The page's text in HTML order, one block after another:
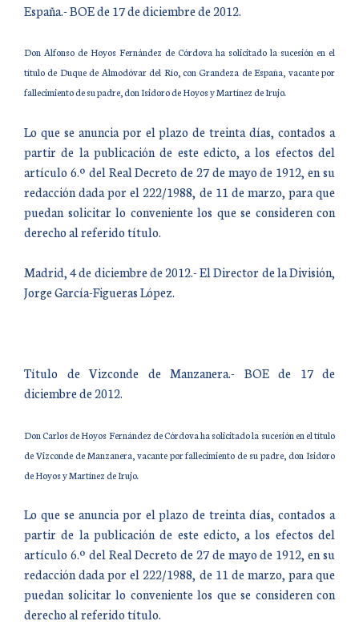
España.- BOE de 17 de diciembre de 2012.
Don Alfonso de Hoyos Fernández de Córdova ha solicitado la sucesión en el
título de Duque de Almodóvar del Río, con Grandeza de España, vacante por
fallecimiento de su padre, don Isidoro de Hoyos y Martínez de Irujo.
Lo que se anuncia por el plazo de treinta días, contados a
partir de la publicación de este edicto, a los efectos del
artículo 6.º del Real Decreto de 27 de mayo de 1912, en su
redacción dada por el 222/1988, de 11 de marzo, para que
puedan solicitar lo conveniente los que se consideren con
derecho al referido título.
Madrid, 4 de diciembre de 2012.- El Director de la División,
Jorge García-Figueras López.
Título de Vizconde de Manzanera.- BOE de 17 de
diciembre de 2012.
Don Carlos de Hoyos Fernández de Córdova ha solicitado la sucesión en el título
de Vizconde de Manzanera, vacante por fallecimiento de su padre, don Isidoro
de Hoyos y Martínez de Irujo.
Lo que se anuncia por el plazo de treinta días, contados a
partir de la publicación de este edicto, a los efectos del
artículo 6.º del Real Decreto de 27 de mayo de 1912, en su
redacción dada por el 222/1988, de 11 de marzo, para que
puedan solicitar lo conveniente los que se consideren con
derecho al referido título.